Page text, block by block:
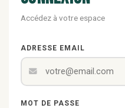
Accédez à votre espace
ADRESSE EMAIL
MOT DE PASSE